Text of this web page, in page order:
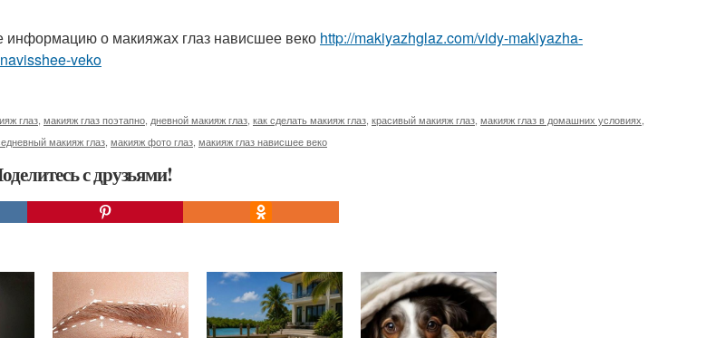
информацию о макияжах глаз нависшее веко http://makiyazhglaz.com/vidy-makiyazha-
veko
глаз макияж глаз поэтапно дневной макияж глаз как сделать макияж глаз красивый макияж глаз макияж глаз в домашних условиях
макияж глаз макияж фото глаз макияж глаз нависшее веко
с друзьями!